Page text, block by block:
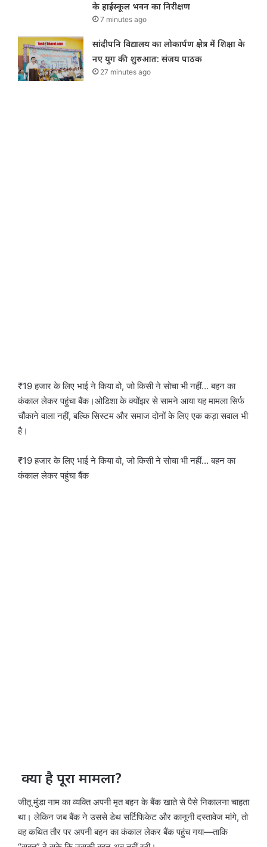
के हाईस्कूल भवन का निरीक्षण
7 minutes ago
सांदीपनि विद्यालय का लोकार्पण क्षेत्र में शिक्षा के
नए युग की शुरुआत: संजय पाठक
27 minutes ago
₹19 हजार के लिए भाई ने किया वो, जो किसी ने सोचा भी नहीं… बहन का
कंकाल लेकर पहुंचा बैंक।ओडिशा के क्योंझर से सामने आया यह मामला सिर्फ
चौंकाने वाला नहीं, बल्कि सिस्टम और समाज दोनों के लिए एक कड़ा सवाल भी
है।
₹19 हजार के लिए भाई ने किया वो, जो किसी ने सोचा भी नहीं… बहन का
कंकाल लेकर पहुंचा बैंक
क्या है पूरा मामला?
जीतू मुंडा नाम का व्यक्ति अपनी मृत बहन के बैंक खाते से पैसे निकालना चाहता
था। लेकिन जब बैंक ने उससे डेथ सर्टिफिकेट और कानूनी दस्तावेज मांगे, तो
वह कथित तौर पर अपनी बहन का कंकाल लेकर बैंक पहुंच गया—ताकि